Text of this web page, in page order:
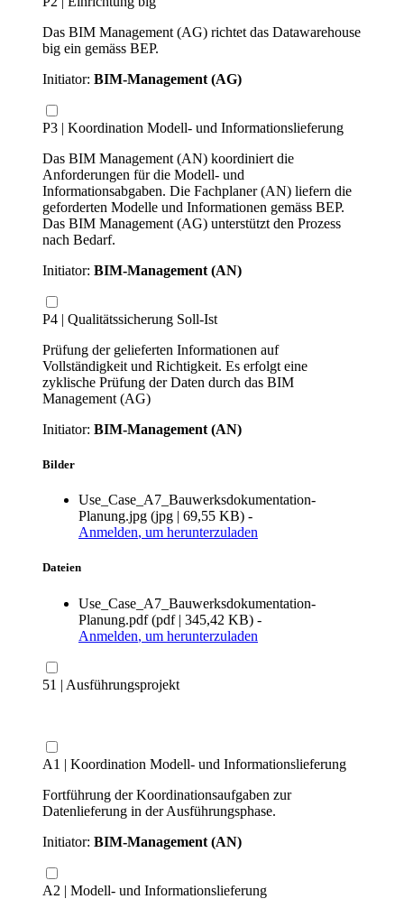
Das BIM Management (AG) richtet das Datawarehouse
big ein gemäss BEP.
Initiator: BIM-Management (AG)
P3 | Koordination Modell- und Informationslieferung
Das BIM Management (AN) koordiniert die
Anforderungen für die Modell- und
Informationsabgaben. Die Fachplaner (AN) liefern die
geforderten Modelle und Informationen gemäss BEP.
Das BIM Management (AG) unterstützt den Prozess
nach Bedarf.
Initiator: BIM-Management (AN)
P4 | Qualitätssicherung Soll-Ist
Prüfung der gelieferten Informationen auf
Vollständigkeit und Richtigkeit. Es erfolgt eine
zyklische Prüfung der Daten durch das BIM
Management (AG)
Initiator: BIM-Management (AN)
Bilder
Use_Case_A7_Bauwerksdokumentation-
Planung.jpg (jpg | 69,55 KB) -
Anmelden, um herunterzuladen
Dateien
Use_Case_A7_Bauwerksdokumentation-
Planung.pdf (pdf| 345,42 KB) -
Anmelden, um herunterzuladen
51 | Ausführungsprojekt
A1 | Koordination Modell- und Informationslieferung
Fortführung der Koordinationsaufgaben zur
Datenlieferung in der Ausführungsphase.
Initiator: BIM-Management (AN)
A2 | Modell- und Informationslieferung